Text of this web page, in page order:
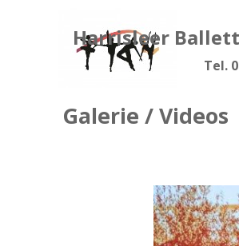
Harrisleer
Tel.
Galerie / Videos